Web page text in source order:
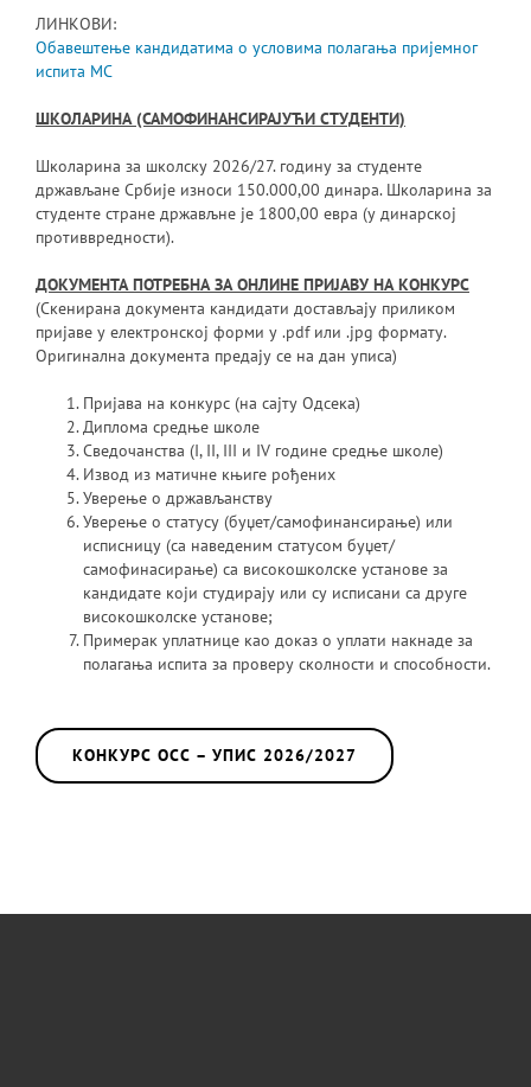
ЛИНКОВИ:
Обавештење кандидатима о условима полагања пријемног
испита МС
ШКОЛАРИНА (САМОФИНАНСИРАЈУЋИ СТУДЕНТИ)
Школарина за школску 2026/27. годину за студенте
држављане Србије износи 150.000,00 динара. Школарина за
студенте стране држављне је 1800,00 евра (у динарској
противвредности).
ДОКУМЕНТА ПОТРЕБНА ЗА ОНЛИНЕ ПРИЈАВУ НА КОНКУРС
(Скенирана документа кандидати достављају приликом
пријаве у електронској форми у .pdf или .jpg формату.
Оригинална документа предају се на дан уписа)
Пријава на конкурс (на сајту Одсека)
Диплома средње школе
Сведочанства (I, II, III и IV године средње школе)
Извод из матичне књиге рођених
Уверење о држављанству
Уверење о статусу (буџет/самофинансирање) или
исписницу (са наведеним статусом буџет/
самофинасирање) са високошколске установе за
кандидате који студирају или су исписани са друге
високошколске установе;
Примерак уплатнице као доказ о уплати накнаде за
полагања испита за проверу сколности и способности.
КОНКУРС ОСС – УПИС 2026/2027